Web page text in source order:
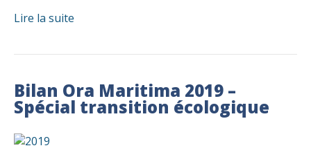
Lire la suite
Bilan Ora Maritima 2019 –
Spécial transition écologique